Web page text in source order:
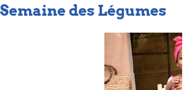
Semaine des Légumes